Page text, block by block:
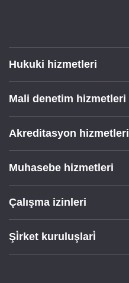
Hukuki hizmetleri
Mali denetim hizmetleri
Akreditasyon hizmetleri
Muhasebe hizmetleri
Çalışma izinleri
Şi̇rket kuruluşlari̇